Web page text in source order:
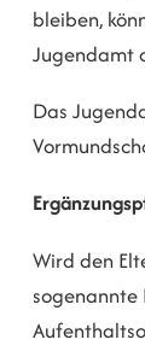
bleiben,
Jugendamt
Das
Wird den